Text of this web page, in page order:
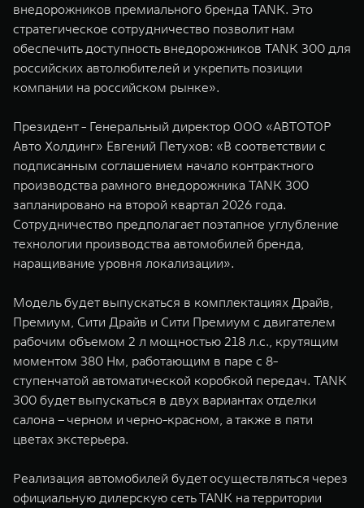
WEY 80
от 6 449 000 ₽
WEY 80
от 8 099
внедорожников премиального бренда TANK. Это
стратегическое сотрудничество позволит нам
обеспечить доступность внедорожников TANK 300 для
российских автолюбителей и укрепить позиции
компании на российском рынке».
Президент - Генеральный директор ООО «АВТОТОР
Авто Холдинг» Евгений Петухов: «В соответствии с
подписанным соглашением начало контрактного
производства рамного внедорожника TANK 300
запланировано на второй квартал 2026 года.
Сотрудничество предполагает поэтапное углубление
технологии производства автомобилей бренда,
наращивание уровня локализации».
Модель будет выпускаться в комплектациях Драйв,
Премиум, Сити Драйв и Сити Премиум с двигателем
рабочим объемом 2 л мощностью 218 л.с., крутящим
моментом 380 Нм, работающим в паре с 8-
ступенчатой автоматической коробкой передач. TANK
300 будет выпускаться в двух вариантах отделки
салона – черном и черно-красном, а также в пяти
цветах экстерьера.
Реализация автомобилей будет осуществляться через
официальную дилерскую сеть TANK на территории